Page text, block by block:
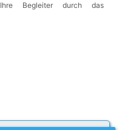
Ihre Begleiter durch das